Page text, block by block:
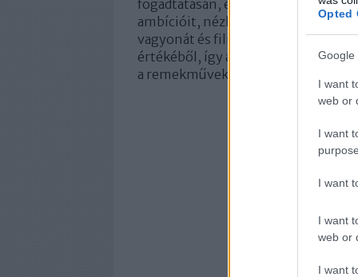
Opted
Google
I want
web or
I want
I want
I want
web or
I want
fogadtatásán, és azóta szinte csak
ambícióit, nézhető, de többnyire
vagyonát és filmográfiáját. Az
értékéből, így a
– Bessontól
a remekművek sorát gyarapítja.